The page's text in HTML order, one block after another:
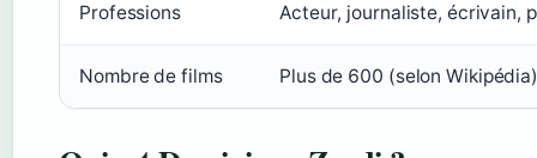
Professions Acteur, journaliste, écrivain,
Nombre de films Plus de 600 (selon